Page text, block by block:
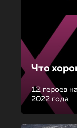
Что
12 героев
2022 года